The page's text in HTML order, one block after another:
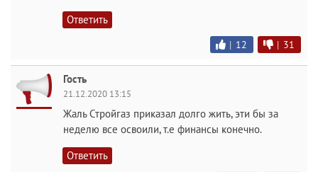
Ответить
| 12 | 31
Гость
21.12.2020 13:15
Жаль Стройгаз приказал долго жить, эти бы за
неделю все освоили, т.е финансы конечно.
Ответить